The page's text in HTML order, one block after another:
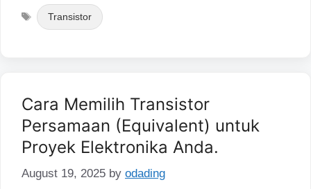
Tags
Transistor
Cara Memilih Transistor
Persamaan (Equivalent) untuk
Proyek Elektronika Anda.
August 19, 2025 by odading